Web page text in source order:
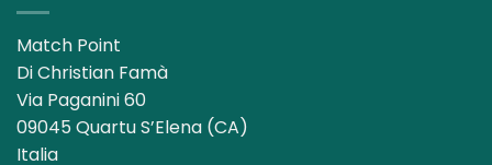
Match Point
Di Christian Famà
Via Paganini 60
09045 Quartu S’Elena (CA)
Italia